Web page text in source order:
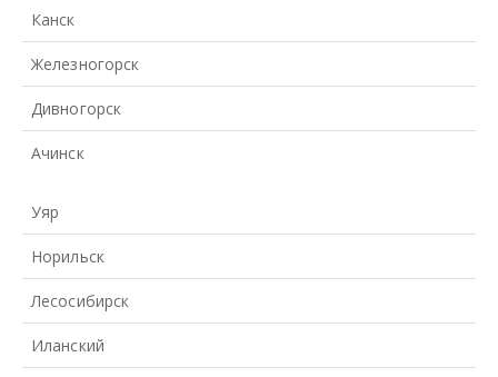
Канск
Железногорск
Дивногорск
Ачинск
Уяр
Норильск
Лесосибирск
Иланский